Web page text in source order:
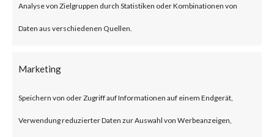
Analyse von Zielgruppen durch Statistiken oder Kombinationen von
Daten aus verschiedenen Quellen.
Marketing
Speichern von oder Zugriff auf Informationen auf einem Endgerät,
Verwendung reduzierter Daten zur Auswahl von Werbeanzeigen,
The vulnerability allows threat
actors to create a zip file that
the same filename. Opening
(some refer to this as “viewing”)
the file launches a malicious